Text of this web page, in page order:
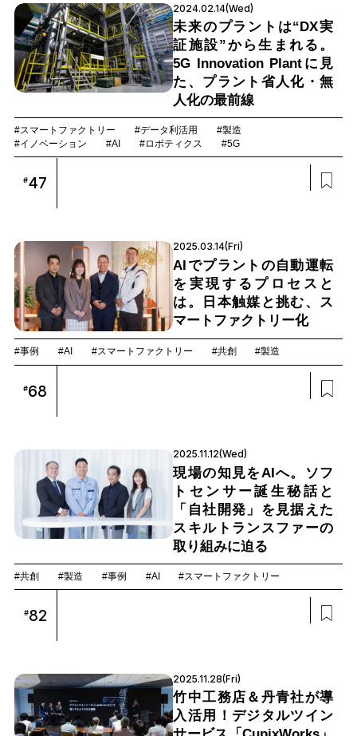
2024.02.14(Wed)
未来のプラントは“DX実
証施設”から生まれる。
5G Innovation Plantに見
た、プラント省人化・無
人化の最前線
#スマートファクトリー #データ利活用
#製造
#イノベーション
#AI #ロボティクス #5G
#47
2025.03.14(Fri)
AIでプラントの自動運転
を実現するプロセスと
は。日本触媒と挑む、ス
マートファクトリー化
#事例 #AI #スマートファクトリー #共創 #製造
#68
2025.11.12(Wed)
現場の知見をAIへ。ソフ
トセンサー誕生秘話と
「自社開発」を見据えた
スキルトランスファーの
取り組みに迫る
#共創 #製造 #事例 #AI #スマートファクトリー
#82
2025.11.28(Fri)
竹中工務店＆丹青社が導
入活用！デジタルツイン